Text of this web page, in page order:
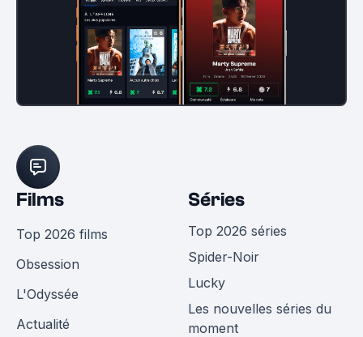
Films
Top 2026 films
Obsession
L'Odyssée
Actualité
Séries
Top 2026 séries
Spider-Noir
Lucky
Les nouvelles séries du
moment